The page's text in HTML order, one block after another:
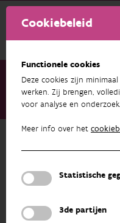
Cookiebeleid
Functionele cookies
Deze cookies zijn
werken. Zij brengen,
voor analyse en onderzoek.
Meer info over het
Statistische
3de partijen
Over ons